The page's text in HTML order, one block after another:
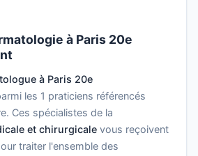
à Paris 20e
à Paris 20e
les 1 praticiens référencés
Ces spécialistes de la
et chirurgicale vous reçoivent
traiter l'ensemble des